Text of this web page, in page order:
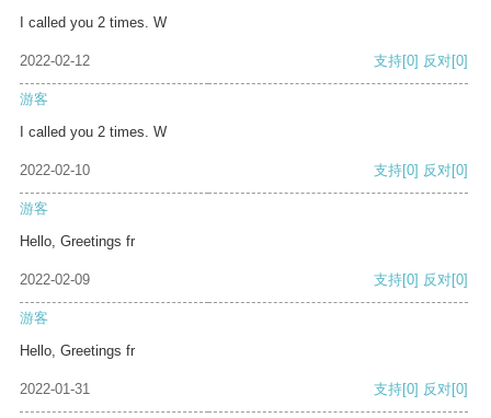
I called you 2 times. W
2022-02-12 支持[0] 反对[0]
游客
I called you 2 times. W
2022-02-10 支持[0] 反对[0]
游客
Hello, Greetings fr
2022-02-09 支持[0] 反对[0]
游客
Hello, Greetings fr
2022-01-31 支持[0] 反对[0]